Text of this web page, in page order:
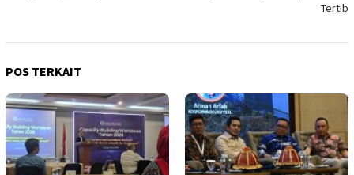
Tertib
POS TERKAIT